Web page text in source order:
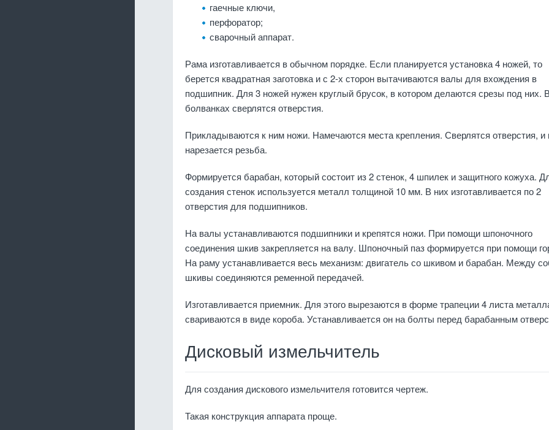
гаечные ключи,
перфоратор;
сварочный аппарат.
Рама изготавливается в обычном порядке. Если планируется установка 4 ножей, то
берется квадратная заготовка и с 2-х сторон вытачиваются валы для вхождения в
подшипник. Для 3 ножей нужен круглый брусок, в котором делаются срезы под них.
болванках сверлятся отверстия.
Прикладываются к ним ножи. Намечаются места крепления. Сверлятся отверстия, и
нарезается резьба.
Формируется барабан, который состоит из 2 стенок, 4 шпилек и защитного кожуха.
создания стенок используется металл толщиной 10 мм. В них изготавливается по 2
отверстия для подшипников.
На валы устанавливаются подшипники и крепятся ножи. При помощи шпоночного
соединения шкив закрепляется на валу. Шпоночный паз формируется при помощи
На раму устанавливается весь механизм: двигатель со шкивом и барабан. Между
шкивы соединяются ременной передачей.
Изготавливается приемник. Для этого вырезаются в форме трапеции 4 листа
свариваются в виде короба. Устанавливается он на болты перед барабанным
Дисковый измельчитель
Для создания дискового измельчителя готовится чертеж.
Такая конструкция аппарата проще.